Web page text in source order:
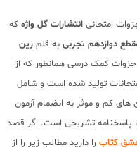
امتحانی انتشارات گل واژه که
دوازدهم تجربی به قلم زین
کمک درسی همانطور که از
تولید شده است و شامل
های کم و موثر به انضمام آزمون
پاسخنامه تشریحی است. اگر قصد
عشق کتاب را دارید مطالب زیر را از